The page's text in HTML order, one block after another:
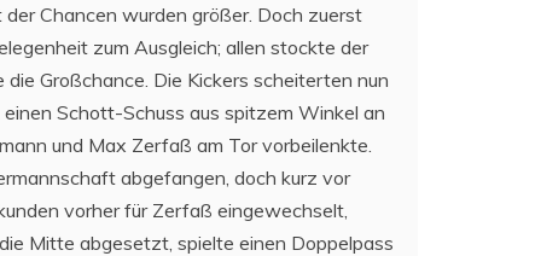
der Chancen wurden größer. Doch zuerst
zum Ausgleich; allen stockte der
Großchance. Die Kickers scheiterten nun
Schott-Schuss aus spitzem Winkel an
und Max Zerfaß am Tor vorbeilenkte.
abgefangen, doch kurz vor
vorher für Zerfaß eingewechselt,
Mitte abgesetzt, spielte einen Doppelpass